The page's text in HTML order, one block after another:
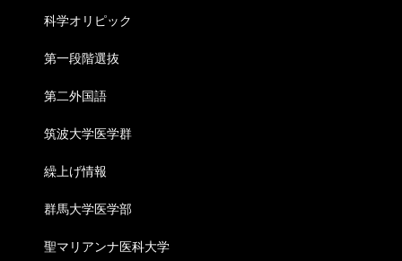
科学オリピック
第一段階選抜
第二外国語
筑波大学医学群
繰上げ情報
群馬大学医学部
聖マリアンナ医科大学